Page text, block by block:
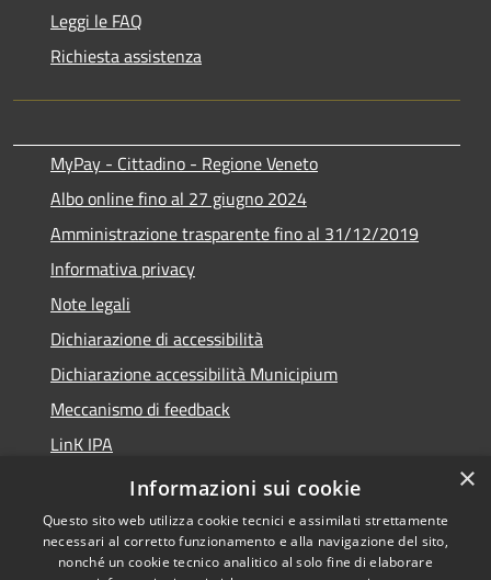
Leggi le FAQ
Richiesta assistenza
MyPay - Cittadino - Regione Veneto
Albo online fino al 27 giugno 2024
Amministrazione trasparente fino al 31/12/2019
Informativa privacy
Note legali
Dichiarazione di accessibilità
Dichiarazione accessibilità Municipium
Meccanismo di feedback
LinK IPA
Social media policy
×
Informazioni sui cookie
Questo sito web utilizza cookie tecnici e assimilati strettamente
necessari al corretto funzionamento e alla navigazione del sito,
nonché un cookie tecnico analitico al solo fine di elaborare